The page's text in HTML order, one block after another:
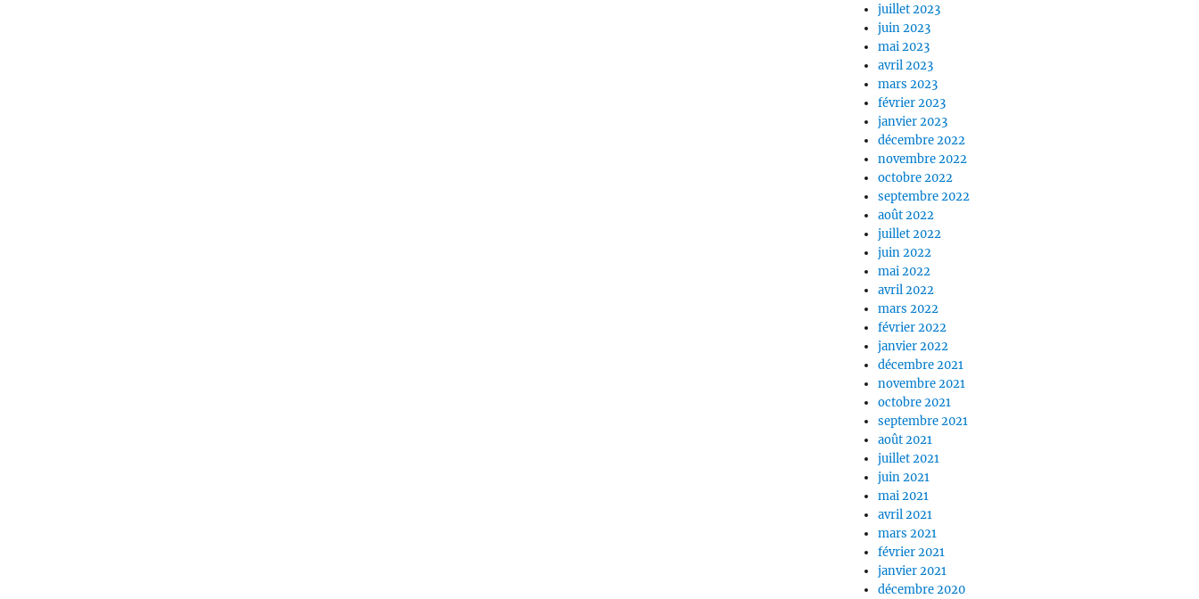
juillet 2023
juin 2023
mai 2023
avril 2023
mars 2023
février 2023
janvier 2023
décembre 2022
novembre 2022
octobre 2022
septembre 2022
août 2022
juillet 2022
juin 2022
mai 2022
avril 2022
mars 2022
février 2022
janvier 2022
décembre 2021
novembre 2021
octobre 2021
septembre 2021
août 2021
juillet 2021
juin 2021
mai 2021
avril 2021
mars 2021
février 2021
janvier 2021
décembre 2020